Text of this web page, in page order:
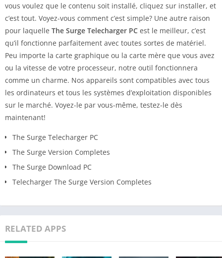
vous voulez que le contenu soit installé, cliquez sur installer, et
c’est tout. Voyez-vous comment c’est simple? Une autre raison
pour laquelle The Surge Telecharger PC est le meilleur, c’est
qu’il fonctionne parfaitement avec toutes sortes de matériel.
Peu importe la carte graphique ou la carte mère que vous avez
ou la vitesse de votre processeur, notre outil fonctionnera
comme un charme. Nos appareils sont compatibles avec tous
les ordinateurs et tous les systèmes d’exploitation disponibles
sur le marché. Voyez-le par vous-même, testez-le dès
maintenant!
The Surge Telecharger PC
The Surge Version Completes
The Surge Download PC
Telecharger The Surge Version Completes
RELATED APPS